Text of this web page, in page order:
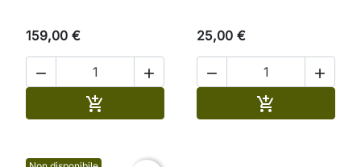
159,00 €
 

25,00 €
 
